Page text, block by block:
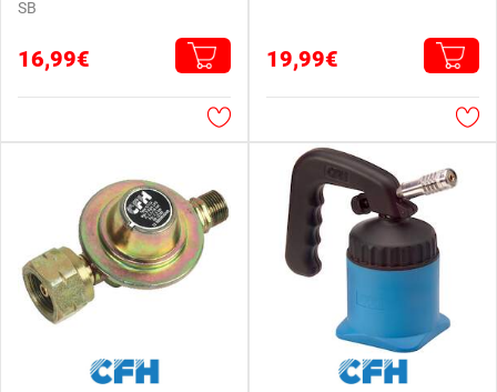
SB
16,99€ 19,99€